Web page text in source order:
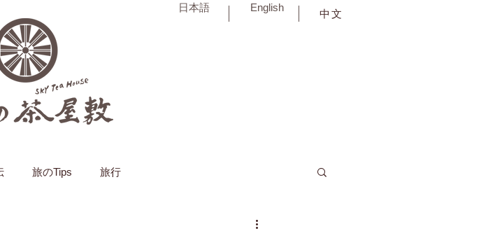
日本語 English 中文
旅のTips 旅行